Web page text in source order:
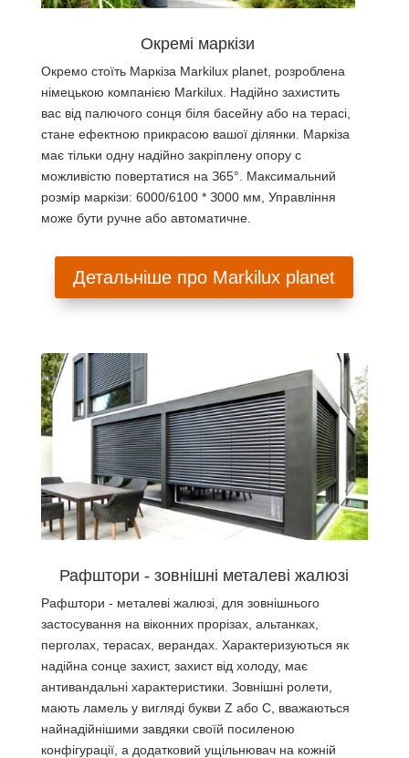
Окремі маркізи
Окремо стоїть Маркіза Markilux planet, розроблена
німецькою компанією Markilux. Надійно захистить
вас від палючого сонця біля басейну або на терасі,
стане ефектною прикрасою вашої ділянки. Маркіза
має тільки одну надійно закріплену опору c
можливістю повертатися на З65°. Максимальний
розмір маркізи: 6000/6100 * З000 мм, Управління
може бути ручне або автоматичне.
Детальніше про Markilux planet
Рафштори - зовнішні металеві жалюзі
Рафштори - металеві жалюзі, для зовнішнього
застосування на віконних прорізах, альтанках,
перголах, терасах, верандах. Характеризуються як
надійна сонце захист, захист від холоду, має
антивандальні характеристики. Зовнішні ролети,
мають ламель у вигляді букви Z або С, вважаються
найнадійнішими завдяки своїй посиленою
конфігурації, а додатковий ущільнювач на кожній